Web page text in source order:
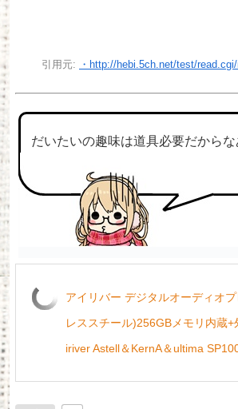
引用元: ・http://hebi.5ch.net/test/
だいたいの趣味は道具必要だからな
アイリバー デジタルオーディオ
レススチール)256GBメモリ内蔵
iriver Astell＆KernA＆ultima